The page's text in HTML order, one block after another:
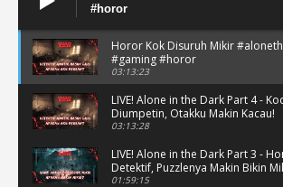
#horor
Horor Kok Disuruh Mikir
#gaming #horor
03:13:23
LIVE! Alone in the Dark Part 4 -
Diumpetin, Otakku Makin Kacau!
03:13:28
LIVE! Alone in the Dark Part 3 -
Detektif, Puzzlenya Makin Bikin
01:59:15